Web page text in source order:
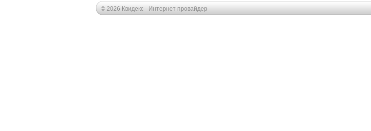
© 2026 Квидекс - Интернет провайдер